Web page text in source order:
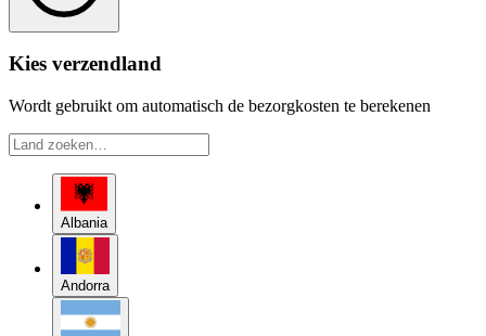
Kies verzendland
Wordt gebruikt om automatisch de bezorgkosten te berekenen
Albania
Andorra